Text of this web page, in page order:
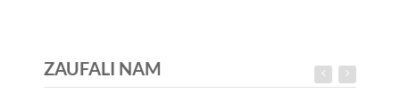
ZAUFALI NAM